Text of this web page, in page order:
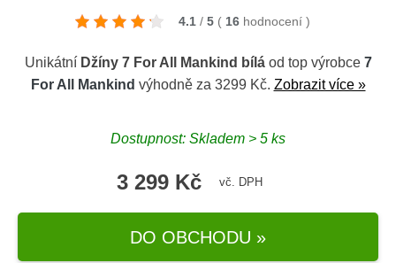
4.1 / 5 ( 16 hodnocení )
Unikátní Džíny 7 For All Mankind bíláod top výrobce 7
For All Mankind výhodně za 3299 Kč. Zobrazit více »
Dostupnost: Skladem > 5 ks
3 299 Kč vč. DPH
DO OBCHODU »